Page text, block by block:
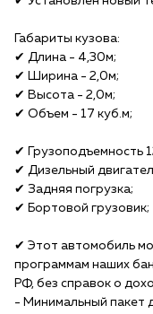
Габариты кузова:
✔ Длина - 4,30м;
✔ Ширина - 2,0м;
✔ Высота - 2,0м;
✔ Объем - 17 куб.м;
✔ Грузоподъемность
✔ Дизельный
✔ Задняя погрузка;
✔ Бортовой грузовик;
✔ Этот автомобиль
программам наших
РФ, без справок о
- Минимальный пакет